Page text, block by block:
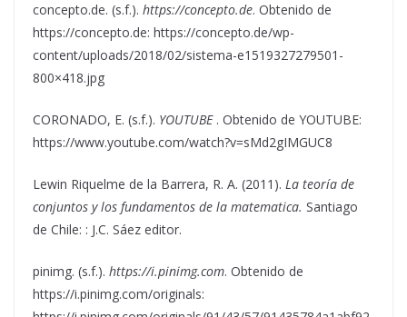
concepto.de. (s.f.). https://concepto.de. Obtenido de
https://concepto.de: https://concepto.de/wp-
content/uploads/2018/02/sistema-e1519327279501-
800×418.jpg
CORONADO, E. (s.f.). YOUTUBE . Obtenido de YOUTUBE:
https://www.youtube.com/watch?v=sMd2gIMGUC8
Lewin Riquelme de la Barrera, R. A. (2011). La teoría de
conjuntos y los fundamentos de la matematica. Santiago
de Chile: : J.C. Sáez editor.
pinimg. (s.f.). https://i.pinimg.com. Obtenido de
https://i.pinimg.com/originals: